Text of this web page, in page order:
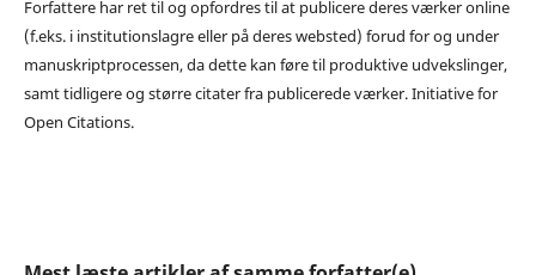
Forfattere har ret til og opfordres til at publicere deres værker online
(f.eks. i institutionslagre eller på deres websted) forud for og under
manuskriptprocessen, da dette kan føre til produktive udvekslinger,
samt tidligere og større citater fra publicerede værker. Initiative for
Open Citations.